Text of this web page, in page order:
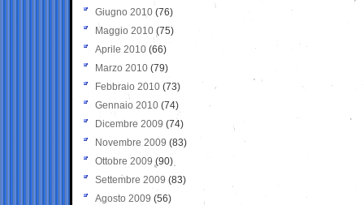
Giugno 2010 (76)
Maggio 2010 (75)
Aprile 2010 (66)
Marzo 2010 (79)
Febbraio 2010 (73)
Gennaio 2010 (74)
Dicembre 2009 (74)
Novembre 2009 (83)
Ottobre 2009 (90)
Settembre 2009 (83)
Agosto 2009 (56)